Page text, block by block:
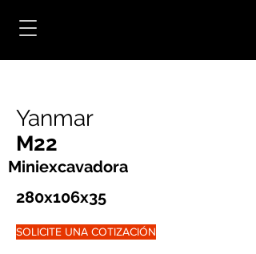
Yanmar
M22
Miniexcavadora
280x106x35
SOLICITE UNA COTIZACIÓN